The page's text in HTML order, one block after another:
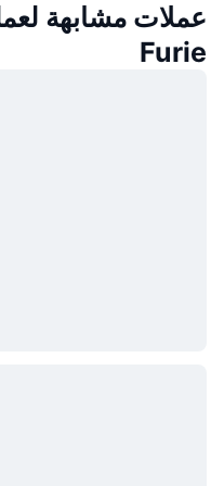
Furie